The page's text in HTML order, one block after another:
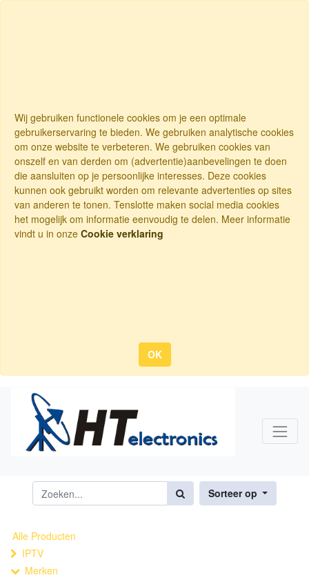
Wij gebruiken functionele cookies om je een optimale
gebruikerservaring te bieden. We gebruiken analytische cookies
om onze website te verbeteren. We gebruiken cookies van
onszelf en van derden om (advertentie)aanbevelingen te doen
die aansluiten op je persoonlijke interesses. Deze cookies
kunnen ook gebruikt worden om relevante advertenties op sites
van anderen te tonen. Tenslotte maken social media cookies
het mogelijk om informatie eenvoudig te delen. Meer informatie
vindt u in onze Cookie verklaring
OK
Sorteer op
Alle Producten
IPTV
Merken